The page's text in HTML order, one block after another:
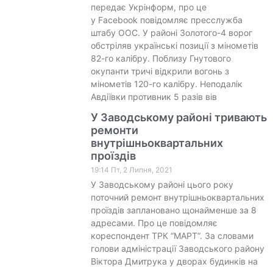
передає Укрінформ, про це
у Facebook повідомляє пресслужба
штабу ООС. У районі Золотого-4 ворог
обстріляв українські позиції з мінометів
82-го калібру. Поблизу Гнутового
окупанти тричі відкрили вогонь з
мінометів 120-го калібру. Неподалік
Авдіївки противник 5 разів вів
У Заводському районі тривають
ремонти
внутрішньоквартальних
проїздів
19:14 Пт, 2 Липня, 2021
У Заводському районі цього року
поточний ремонт внутрішньоквартальних
проїздів заплановано щонайменше за 8
адресами. Про це повідомляє
кореспондент ТРК “МАРТ”. За словами
голови адміністрації Заводського району
Віктора Дмитрука у дворах будинків на